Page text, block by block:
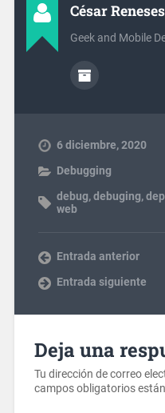
César Reneses
Geek and Mobile
6 diciembre, 2020
Debugging
debug,debuging,
web
Entrada anterior
Entrada siguiente
Deja una
Tu dirección de correo
campos obligatorios